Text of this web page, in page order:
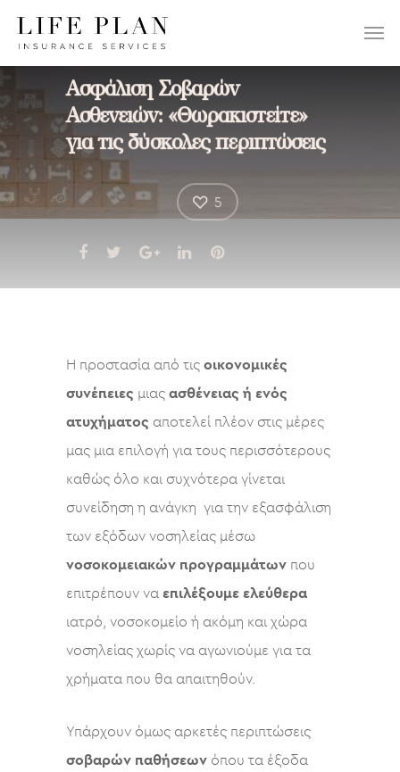
ΕΠΙΛΕΞΤΕ:
Ασφάλιση Σοβαρών
Ασθενειών: «Θωρακιστείτε»
για τις δύσκολες περιπτώσεις
5
Η προστασία από τις οικονομικές
συνέπειες μιας ασθένειας ή ενός
ατυχήματος αποτελεί πλέον στις μέρες
μας μια επιλογή για τους περισσότερους
καθώς όλο και συχνότερα γίνεται
συνείδηση η ανάγκη για την εξασφάλιση
των εξόδων νοσηλείας μέσω
νοσοκομειακών προγραμμάτων που
επιτρέπουν να επιλέξουμε ελεύθερα
ιατρό, νοσοκομείο ή ακόμη και χώρα
νοσηλείας χωρίς να αγωνιούμε για τα
χρήματα που θα απαιτηθούν.
Υπάρχουν όμως αρκετές περιπτώσεις
σοβαρών παθήσεων όπου τα έξοδα